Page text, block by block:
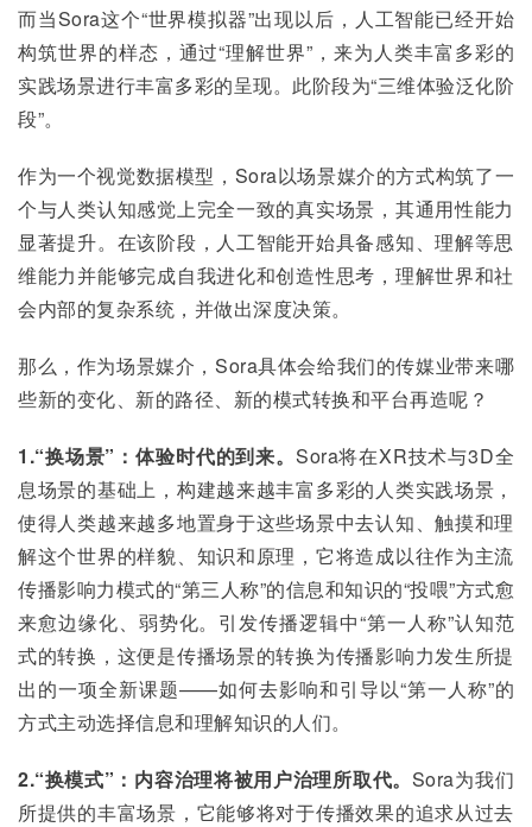
而当Sora这个“世界模拟器”出现以后，人工智能已经开始
构筑世界的样态，通过“理解世界”，来为人类丰富多彩的
实践场景进行丰富多彩的呈现。此阶段为“三维体验泛化阶
段”。
作为一个视觉数据模型，Sora以场景媒介的方式构筑了一
个与人类认知感觉上完全一致的真实场景，其通用性能力
显著提升。在该阶段，人工智能开始具备感知、理解等思
维能力并能够完成自我进化和创造性思考，理解世界和社
会内部的复杂系统，并做出深度决策。
那么，作为场景媒介，Sora具体会给我们的传媒业带来哪
些新的变化、新的路径、新的模式转换和平台再造呢？
1.“换场景”：体验时代的到来。Sora将在XR技术与3D全
息场景的基础上，构建越来越丰富多彩的人类实践场景，
使得人类越来越多地置身于这些场景中去认知、触摸和理
解这个世界的样貌、知识和原理，它将造成以往作为主流
传播影响力模式的“第三人称”的信息和知识的“投喂”方式愈
来愈边缘化、弱势化。引发传播逻辑中“第一人称”认知范
式的转换，这便是传播场景的转换为传播影响力发生所提
出的一项全新课题——如何去影响和引导以“第一人称”的
方式主动选择信息和理解知识的人们。
2.“换模式”：内容治理将被用户治理所取代。 Sora为我们
所提供的丰富场景，它能够将对于传播效果的追求从过去